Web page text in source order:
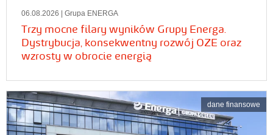
06.08.2026 | Grupa ENERGA
Trzy mocne filary wyników Grupy Energa.
Dystrybucja, konsekwentny rozwój OZE oraz
wzrosty w obrocie energią
dane finansowe